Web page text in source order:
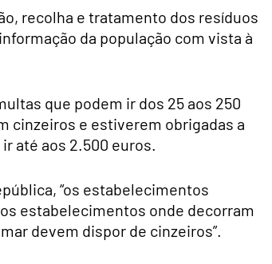
recolha e tratamento dos resíduos
da população com vista à
que podem ir dos 25 aos 250
cinzeiros e estiverem obrigadas a
até aos 2.500 euros.
“os estabelecimentos
estabelecimentos onde decorram
devem dispor de cinzeiros”.